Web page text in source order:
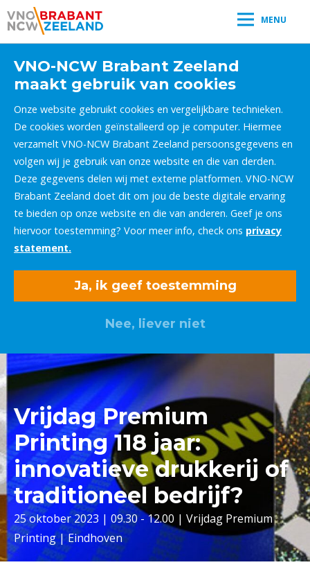
MENU
VNO-NCW Brabant Zeeland
maakt gebruik van cookies
Onze website gebruikt cookies en vergelijkbare technieken.
De cookies worden geïnstalleerd op je computer. Hiermee
verzamelt VNO-NCW Brabant Zeeland persoonsgegevens en
volgen wij je gebruik van onze website en die van derden.
Deze gegevens delen wij met externe platformen. VNO-NCW
Brabant Zeeland doet dit om jou de beste digitale ervaring
te bieden op onze website en die van anderen. Geef je ons
hiervoor toestemming? Voor meer info, check ons privacy
statement.
Ja, ik geef toestemming
Nee, liever niet
Vrijdag Premium
Printing 118 jaar:
innovatieve drukkerij of
traditioneel bedrijf?
25 oktober 2023 | 09.30 - 12.00 | Vrijdag Premium
Printing | Eindhoven